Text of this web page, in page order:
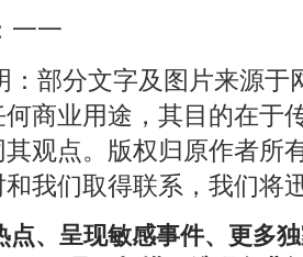
一一
：部分文字及图片来源
何商业用途，其目的在于
观点。版权归原作者所
我们取得联系，我们将
点、呈现敏感事件、更多